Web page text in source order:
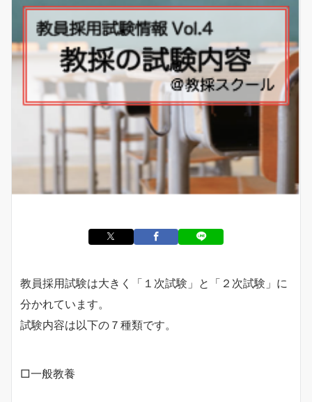
教員採用試験は大きく「１次試験」と「２次試験」に
分かれています。
試験内容は以下の７種類です。
□一般教養